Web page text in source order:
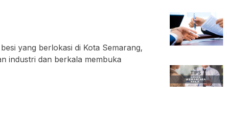
yang berlokasi di Kota Semarang,
industri dan berkala membuka